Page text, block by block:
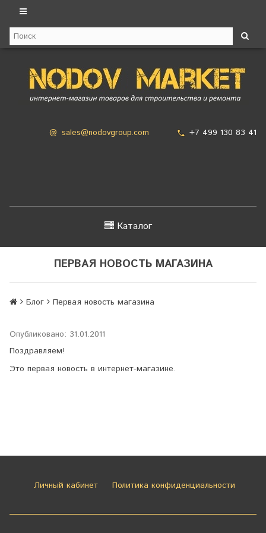
@ sales@nodovgroup.com +7 499 130 83 41
Каталог
ПЕРВАЯ НОВОСТЬ МАГАЗИНА
Блог Первая новость магазина
Опубликовано: 31.01.2011
Поздравляем!
Это первая новость в интернет-магазине.
Личный кабинет Политика конфиденциальности